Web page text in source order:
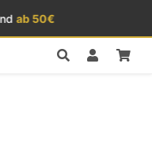
ab 50€